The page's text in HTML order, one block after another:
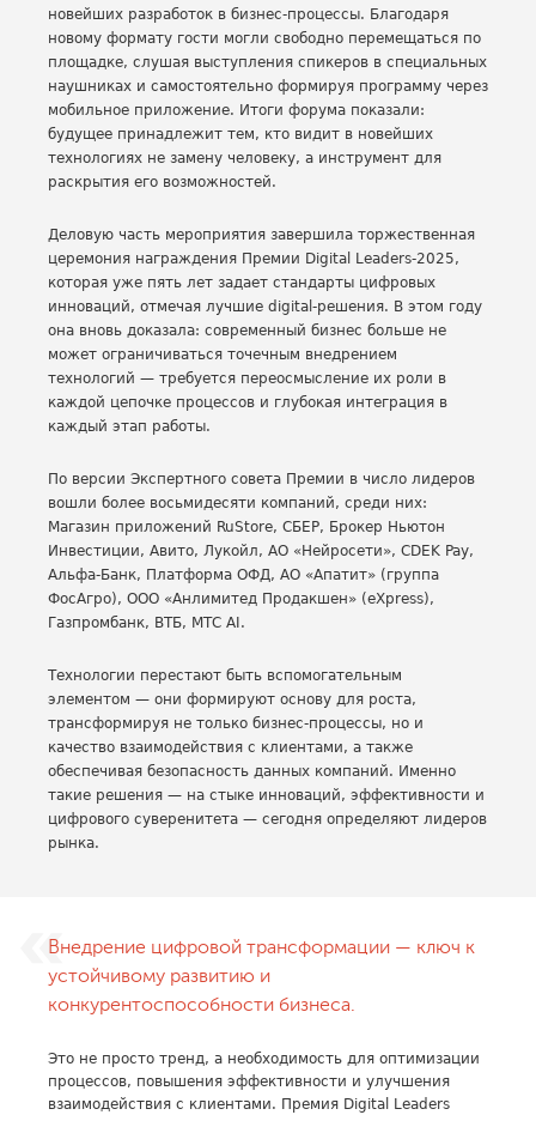
новейших разработок в бизнес-процессы. Благодаря
новому формату гости могли свободно перемещаться по
площадке, слушая выступления спикеров в специальных
наушниках и самостоятельно формируя программу через
мобильное приложение. Итоги форума показали:
будущее принадлежит тем, кто видит в новейших
технологиях не замену человеку, а инструмент для
раскрытия его возможностей.
Деловую часть мероприятия завершила торжественная
церемония награждения Премии Digital Leaders-2025,
которая уже пять лет задает стандарты цифровых
инноваций, отмечая лучшие digital-решения. В этом году
она вновь доказала: современный бизнес больше не
может ограничиваться точечным внедрением
технологий — требуется переосмысление их роли в
каждой цепочке процессов и глубокая интеграция в
каждый этап работы.
По версии Экспертного совета Премии в число лидеров
вошли более восьмидесяти компаний, среди них:
Магазин приложений RuStore, СБЕР, Брокер Ньютон
Инвестиции, Авито, Лукойл, АО «Нейросети», CDEK Pay,
Альфа-Банк, Платформа ОФД, АО «Апатит» (группа
ФосАгро), ООО «Анлимитед Продакшен» (eXpress),
Газпромбанк, ВТБ, МТС AI.
Технологии перестают быть вспомогательным
элементом — они формируют основу для роста,
трансформируя не только бизнес-процессы, но и
качество взаимодействия с клиентами, а также
обеспечивая безопасность данных компаний. Именно
такие решения — на стыке инноваций, эффективности и
цифрового суверенитета — сегодня определяют лидеров
рынка.
Внедрение цифровой трансформации — ключ к
устойчивому развитию и
конкурентоспособности бизнеса.
Это не просто тренд, а необходимость для оптимизации
процессов, повышения эффективности и улучшения
взаимодействия с клиентами. Премия Digital Leaders